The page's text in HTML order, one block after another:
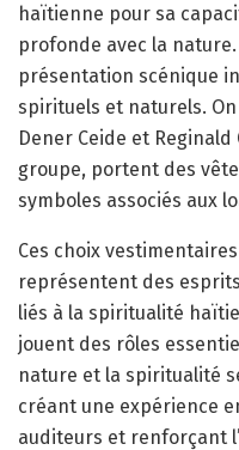
haïtienne pour sa
profonde avec la
présentation scénique
spirituels et naturels.
Dener Ceide et
groupe, portent des
symboles associés aux
Ces choix
représentent des
liés à la spiritualité
jouent des rôles
nature et la spiritualité
créant une expérience
auditeurs et renforçant